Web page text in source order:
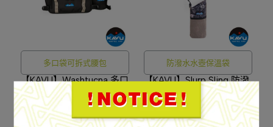
多口袋可拆式腰包
【KAVU】Washtucna 多口
袋可拆式腰包 渡鴉
#9244
NT$1,240NT$1,380
加入購物車
防潑水水壺保溫袋
【KAVU】Slurp Sling 防潑
水水壺保溫袋 寂靜野花
#9504
NT$890 NT$990
加入購物車